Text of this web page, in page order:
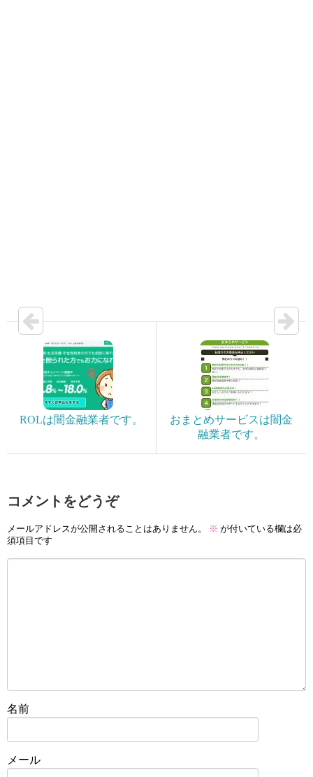
ROLは闇金融業者です。
おまとめサービスは闇金
融業者です。
コメントをどうぞ
メールアドレスが公開されることはありません。 ※ が付いている欄は必
須項目です
名前
メール